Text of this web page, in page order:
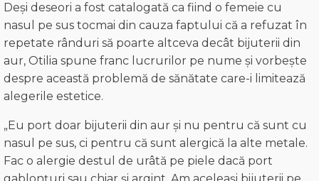
Deși deseori a fost catalogată ca fiind o femeie cu
nasul pe sus tocmai din cauza faptului că a refuzat în
repetate rânduri să poarte altceva decât bijuterii din
aur, Otilia spune franc lucrurilor pe nume și vorbește
despre această problemă de sănătate care-i limitează
alegerile estetice.
„Eu port doar bijuterii din aur și nu pentru că sunt cu
nasul pe sus, ci pentru că sunt alergică la alte metale.
Fac o alergie destul de urâtă pe piele dacă port